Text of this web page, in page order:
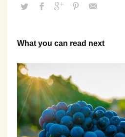
What you can read next